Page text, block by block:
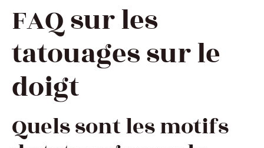
FAQ sur les
tatouages sur le
doigt
Quels sont les motifs